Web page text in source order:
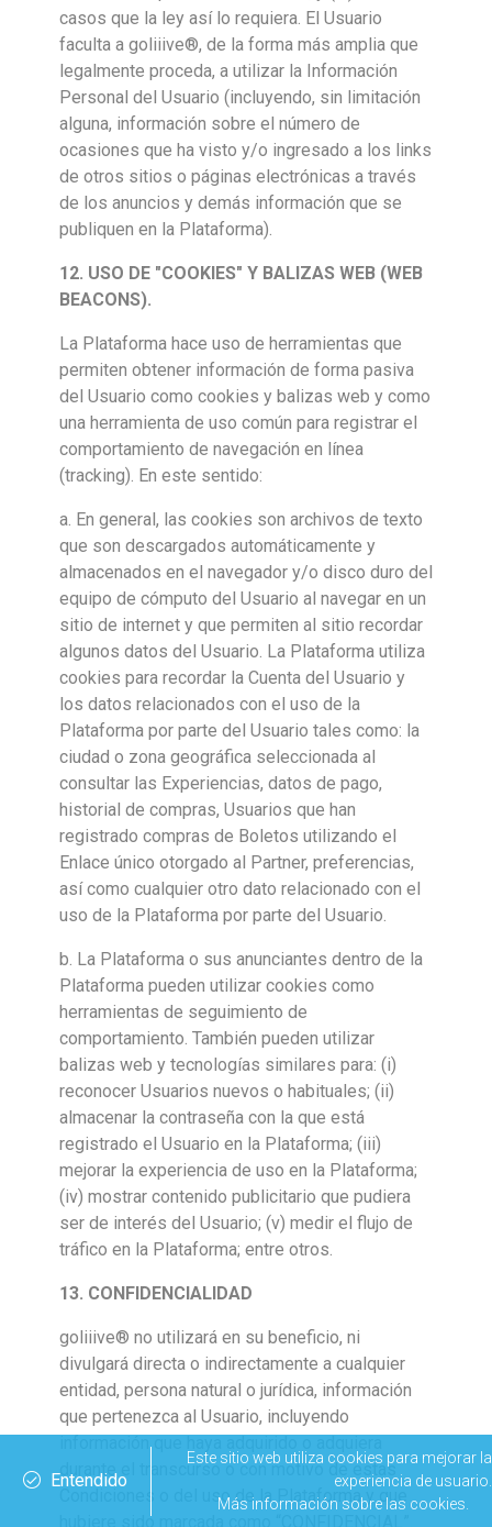
casos que la ley así lo requiera. El Usuario
faculta a goliiive®, de la forma más amplia que
legalmente proceda, a utilizar la Información
Personal del Usuario (incluyendo, sin limitación
alguna, información sobre el número de
ocasiones que ha visto y/o ingresado a los links
de otros sitios o páginas electrónicas a través
de los anuncios y demás información que se
publiquen en la Plataforma).
12. USO DE "COOKIES" Y BALIZAS WEB (WEB
BEACONS).
La Plataforma hace uso de herramientas que
permiten obtener información de forma pasiva
del Usuario como cookies y balizas web y como
una herramienta de uso común para registrar el
comportamiento de navegación en línea
(tracking). En este sentido:
a. En general, las cookies son archivos de texto
que son descargados automáticamente y
almacenados en el navegador y/o disco duro del
equipo de cómputo del Usuario al navegar en un
sitio de internet y que permiten al sitio recordar
algunos datos del Usuario. La Plataforma utiliza
cookies para recordar la Cuenta del Usuario y
los datos relacionados con el uso de la
Plataforma por parte del Usuario tales como: la
ciudad o zona geográfica seleccionada al
consultar las Experiencias, datos de pago,
historial de compras, Usuarios que han
registrado compras de Boletos utilizando el
Enlace único otorgado al Partner, preferencias,
así como cualquier otro dato relacionado con el
uso de la Plataforma por parte del Usuario.
b. La Plataforma o sus anunciantes dentro de la
Plataforma pueden utilizar cookies como
herramientas de seguimiento de
comportamiento. También pueden utilizar
balizas web y tecnologías similares para: (i)
reconocer Usuarios nuevos o habituales; (ii)
almacenar la contraseña con la que está
registrado el Usuario en la Plataforma; (iii)
mejorar la experiencia de uso en la Plataforma;
(iv) mostrar contenido publicitario que pudiera
ser de interés del Usuario; (v) medir el flujo de
tráfico en la Plataforma; entre otros.
13. CONFIDENCIALIDAD
goliiive® no utilizará en su beneficio, ni
divulgará directa o indirectamente a cualquier
entidad, persona natural o jurídica, información
que pertenezca al Usuario, incluyendo
información que haya adquirido o adquiera
durante el transcurso o con motivo de estas
Condiciones o del uso de la Plataforma y que
hubiere sido marcada como “CONFIDENCIAL”.
Entendido
Este sitio web utiliza cookies para mejorar la
experiencia de usuario.
Más información sobre las cookies.